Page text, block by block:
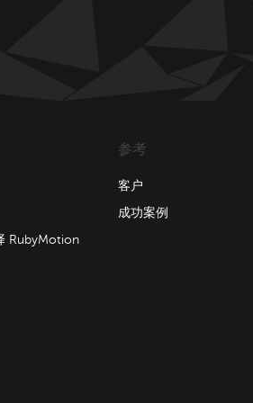
RubyMotion
参考
客户
成功案例